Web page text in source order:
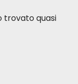
trovato quasi